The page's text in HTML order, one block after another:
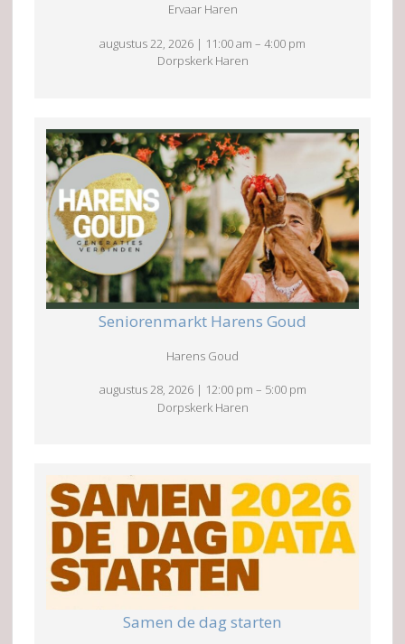
Ervaar Haren
augustus 22, 2026 | 11:00 am – 4:00 pm
Dorpskerk Haren
Seniorenmarkt Harens Goud
Harens Goud
augustus 28, 2026 | 12:00 pm – 5:00 pm
Dorpskerk Haren
Samen de dag starten